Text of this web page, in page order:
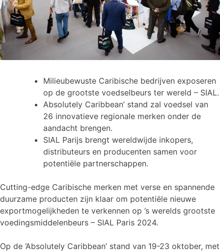
Milieubewuste Caribische bedrijven exposeren
op de grootste voedselbeurs ter wereld – SIAL.
Absolutely Caribbean’ stand zal voedsel van
26 innovatieve regionale merken onder de
aandacht brengen.
SIAL Parijs brengt wereldwijde inkopers,
distributeurs en producenten samen voor
potentiële partnerschappen.
Cutting-edge Caribische merken met verse en spannende
duurzame producten zijn klaar om potentiële nieuwe
exportmogelijkheden te verkennen op ’s werelds grootste
voedingsmiddelenbeurs – SIAL Paris 2024.
Op de ‘Absolutely Caribbean’ stand van 19-23 oktober, met